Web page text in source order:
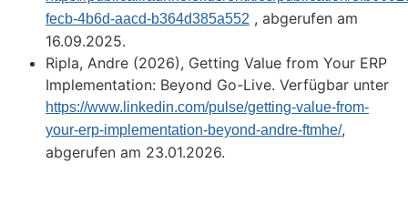
fecb-4b6d-aacd-b364d385a552 , abgerufen am
16.09.2025.
Ripla, Andre (2026), Getting Value from Your ERP
Implementation: Beyond Go-Live. Verfügbar unter
https://www.linkedin.com/pulse/getting-value-from-
your-erp-implementation-beyond-andre-ftmhe/,
abgerufen am 23.01.2026.